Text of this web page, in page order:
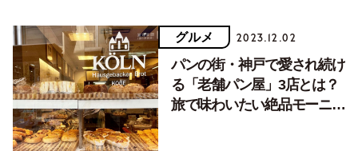
グルメ 2023.12.02
パンの街・神戸で愛され続け
る「老舗パン屋」3店とは？
旅で味わいたい絶品モーニン